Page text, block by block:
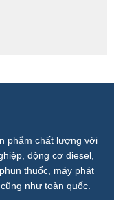
phẩm chất lượng với
động cơ diesel,
thuốc, máy phát
như toàn quốc.